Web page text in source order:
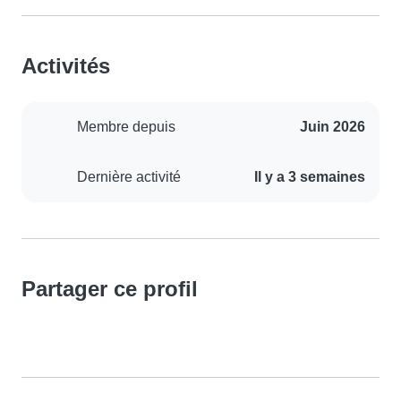
Activités
Membre depuis Juin 2026
Dernière activité Il y a 3 semaines
Partager ce profil